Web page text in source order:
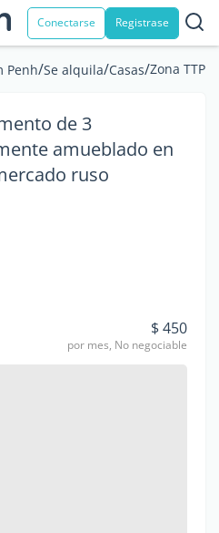
Conectarse Registrase
Penh/Se alquila/Casas/Zona TTP
de 3
amueblado en
ruso
$ 450
por mes, No negociable